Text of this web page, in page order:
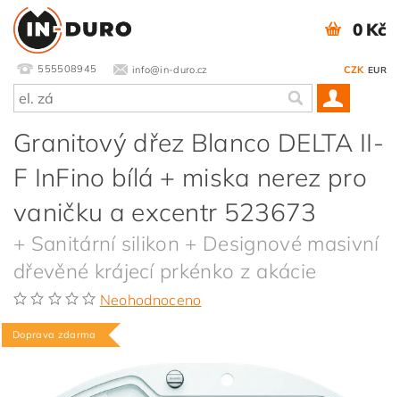
555508945 info@in-duro.cz CZK EUR
0 Kč
Granitový dřez Blanco DELTA II-
F InFino bílá + miska nerez pro
vaničku a excentr 523673
+ Sanitární silikon + Designové masivní
dřevěné krájecí prkénko z akácie
Neohodnoceno
Doprava zdarma